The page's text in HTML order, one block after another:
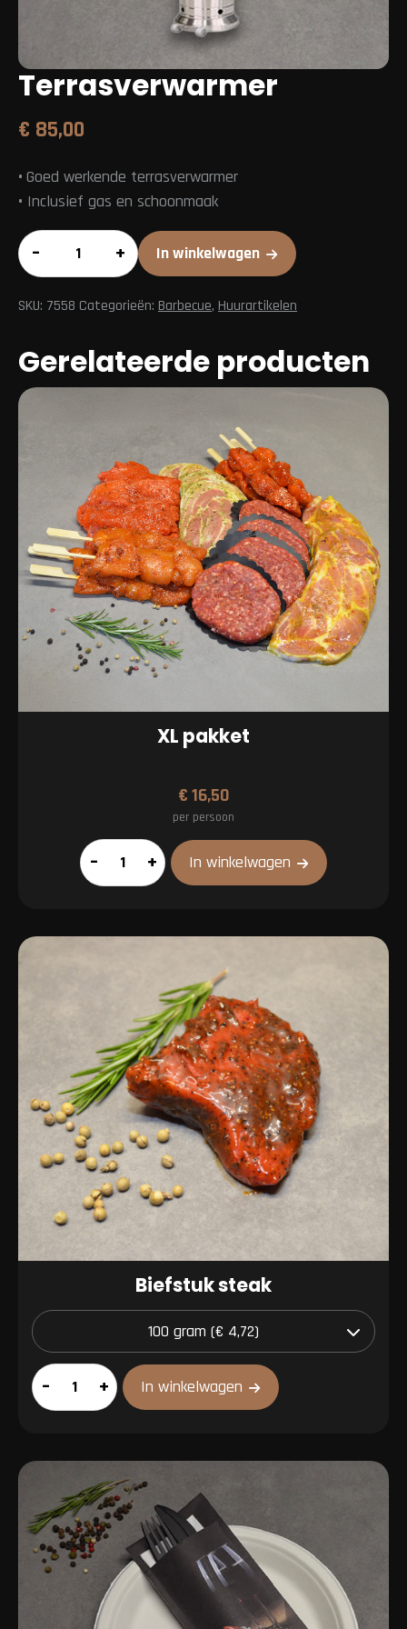
Terrasverwarmer
€ 85,00
• Goed werkende terrasverwarmer
• Inclusief gas en schoonmaak
Terrasverwarmer
aantal
– + In winkelwagen
SKU: 7558 Categorieën: Barbecue, Huurartikelen
Gerelateerde producten
XL pakket
€16,50
per persoon
XL
pakket
– + In winkelwagen
Biefstuk steak
Biefstuk
steak
– + In winkelwagen